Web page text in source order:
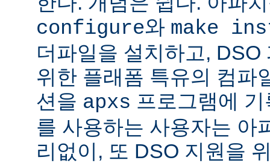
configure와 make
더파일을 설치하고,
위한 플래폼 특유의 컴파
션을 apxs 프로그램에
를 사용하는 사용자는 아
리없이, 또 DSO 지원을